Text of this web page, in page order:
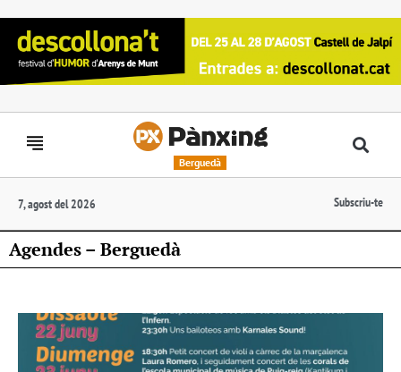
Berguedà
7, agost del 2026 Subscriu-te
Agendes – Berguedà